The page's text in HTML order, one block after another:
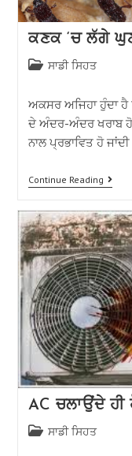
ਕਣਕ ‘ਚ ਲੱਗੇ
ਸਾਡੀ ਸਿਹਤ
ਅਕਸਰ ਅਜਿਹਾ ਹੁੰਦਾ
ਦੇ ਅੰਦਰ-ਅੰਦਰ ਖਰਾਬ
ਨਾਲ ਪ੍ਰਭਾਵਿਤ ਹੋ
Continue Reading
AC ਚਲਾਉਂਦੇ ਹੀ
ਸਾਡੀ ਸਿਹਤ